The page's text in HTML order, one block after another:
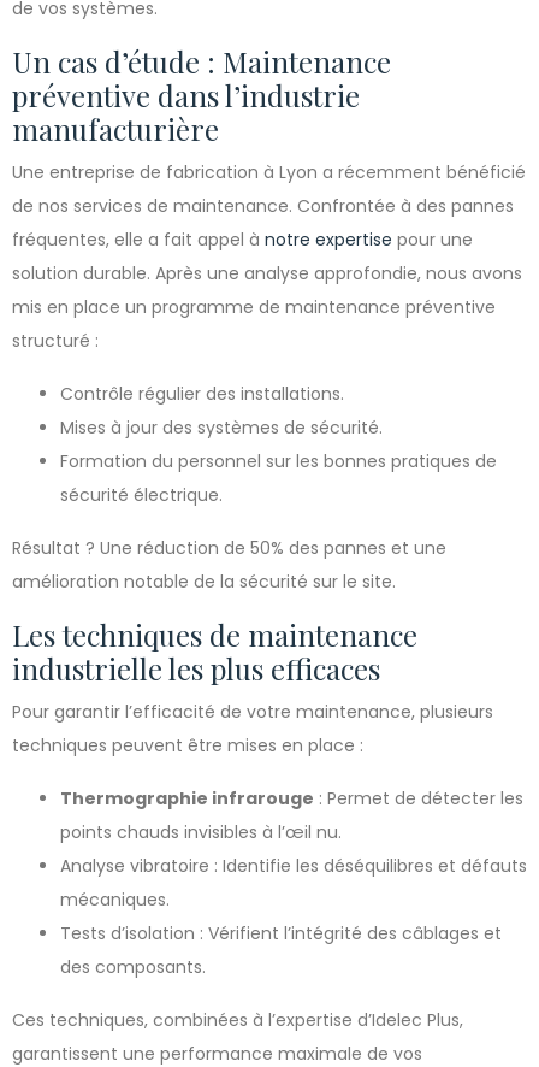
de vos systèmes.
Un cas d’étude : Maintenance
préventive dans l’industrie
manufacturière
Une entreprise de fabrication à Lyon a récemment bénéficié
de nos services de maintenance. Confrontée à des pannes
fréquentes, elle a fait appel à notre expertise pour une
solution durable. Après une analyse approfondie, nous avons
mis en place un programme de maintenance préventive
structuré :
Contrôle régulier des installations.
Mises à jour des systèmes de sécurité.
Formation du personnel sur les bonnes pratiques de
sécurité électrique.
Résultat ? Une réduction de 50% des pannes et une
amélioration notable de la sécurité sur le site.
Les techniques de maintenance
industrielle les plus efficaces
Pour garantir l’efficacité de votre maintenance, plusieurs
techniques peuvent être mises en place :
Thermographie infrarouge : Permet de détecter les
points chauds invisibles à l’œil nu.
Analyse vibratoire : Identifie les déséquilibres et défauts
mécaniques.
Tests d’isolation : Vérifient l’intégrité des câblages et
des composants.
Ces techniques, combinées à l’expertise d’Idelec Plus,
garantissent une performance maximale de vos